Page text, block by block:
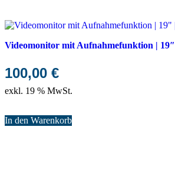
Videomonitor mit Aufnahmefunktion |
100,00 €
exkl. 19 % MwSt.
In den Warenkorb